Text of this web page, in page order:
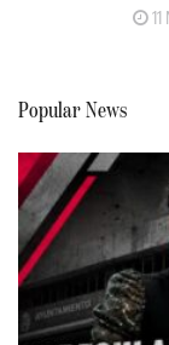
Popular News